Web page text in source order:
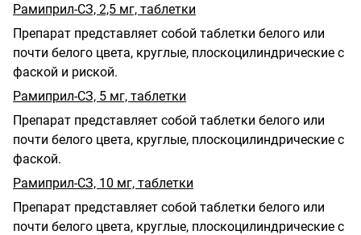
Рамиприл-СЗ, 2,5 мг, таблетки
Препарат представляет собой таблетки белого или
почти белого цвета, круглые, плоскоцилиндрические с
фаской и риской.
Рамиприл-СЗ, 5 мг, таблетки
Препарат представляет собой таблетки белого или
почти белого цвета, круглые, плоскоцилиндрические с
фаской.
Рамиприл-СЗ, 10 мг, таблетки
Препарат представляет собой таблетки белого или
почти белого цвета, круглые, плоскоцилиндрические с